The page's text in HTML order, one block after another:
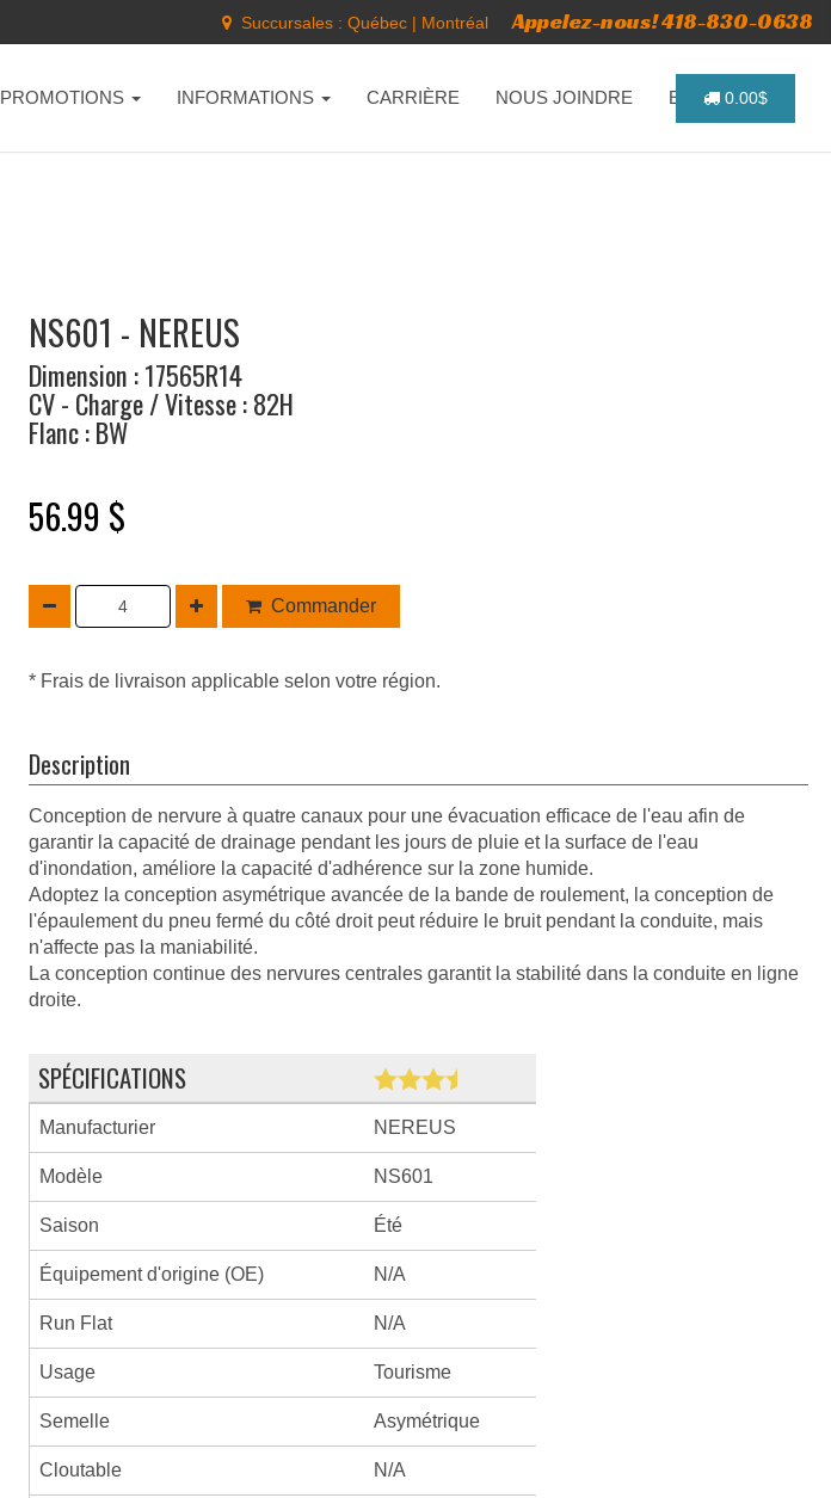
Succursales : Québec | Montréal Appelez-nous! 418-830-0638
PROMOTIONS INFORMATIONS CARRIÈRE NOUS JOINDRE ENGLISH
0.00$
NS601 - NEREUS
Dimension : 17565R14
CV - Charge / Vitesse : 82H
Flanc : BW
56.99 $
Commander
* Frais de livraison applicable selon votre région.
Description
Conception de nervure à quatre canaux pour une évacuation efficace de l'eau afin de
garantir la capacité de drainage pendant les jours de pluie et la surface de l'eau
d'inondation, améliore la capacité d'adhérence sur la zone humide.
Adoptez la conception asymétrique avancée de la bande de roulement, la conception de
l'épaulement du pneu fermé du côté droit peut réduire le bruit pendant la conduite, mais
n'affecte pas la maniabilité.
La conception continue des nervures centrales garantit la stabilité dans la conduite en ligne
droite.
SPÉCIFICATIONS
Manufacturier NEREUS
Modèle NS601
Saison Été
Équipement d'origine (OE) N/A
Run Flat N/A
Usage Tourisme
Semelle Asymétrique
Cloutable N/A